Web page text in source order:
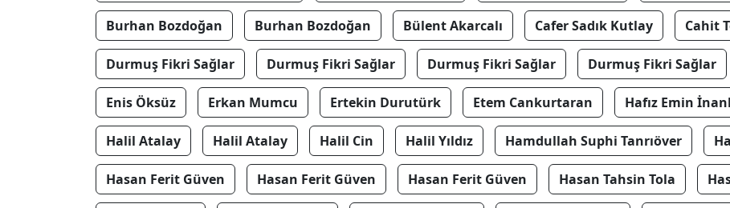
Burhan Bozdoğan Burhan Bozdoğan Bülent Akarcalı Cafer Sadık Kutlay Cahit
Durmuş Fikri Sağlar Durmuş Fikri Sağlar Durmuş Fikri Sağlar Durmuş Fikri Sağlar
Enis Öksüz Erkan Mumcu Ertekin Durutürk Etem Cankurtaran Hafız Emin
Halil Atalay Halil Atalay Halil Cin Halil Yıldız Hamdullah Suphi Tanrıöver
Hasan Ferit Güven Hasan Ferit Güven Hasan Ferit Güven Hasan Tahsin Tola